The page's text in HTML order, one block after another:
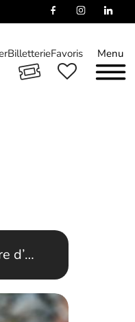
Menu
BilletterieFavoris
d’…